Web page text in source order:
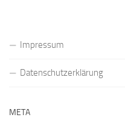
Impressum
Datenschutzerklärung
META